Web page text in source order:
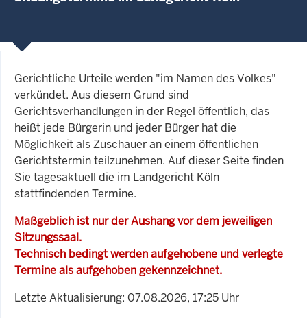
Gerichtliche Urteile werden "im Namen des Volkes"
verkündet. Aus diesem Grund sind
Gerichtsverhandlungen in der Regel öffentlich, das
heißt jede Bürgerin und jeder Bürger hat die
Möglichkeit als Zuschauer an einem öffentlichen
Gerichtstermin teilzunehmen. Auf dieser Seite finden
Sie tagesaktuell die im Landgericht Köln
stattfindenden Termine.
Maßgeblich ist nur der Aushang vor dem jeweiligen
Sitzungssaal.
Technisch bedingt werden aufgehobene und verlegte
Termine als aufgehoben gekennzeichnet.
Letzte Aktualisierung: 07.08.2026, 17:25 Uhr